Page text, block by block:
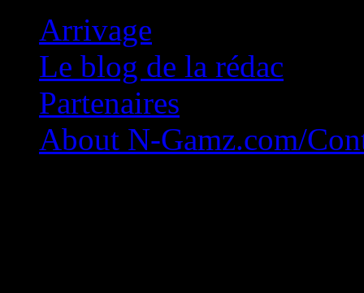
Arrivage
Le blog de la rédac
Partenaires
About N-Gamz.com/